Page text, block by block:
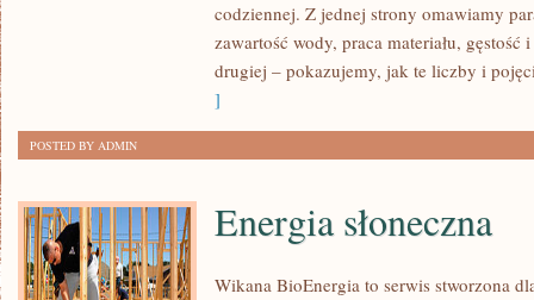
BUDOWNICTWIE
codziennej. Z jednej strony omawiamy
zawartość wody, praca materiału, gęstość
drugiej – pokazujemy, jak te liczby i
]
POSTED BY ADMIN
Energia słoneczna
Wikana BioEnergia to serwis stworzona